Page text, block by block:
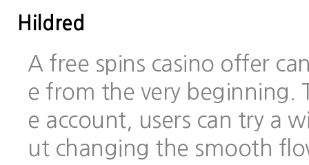
Hildred
A free spins casino offer
e from the very beginning.
e account, users can try a
ut changing the smooth